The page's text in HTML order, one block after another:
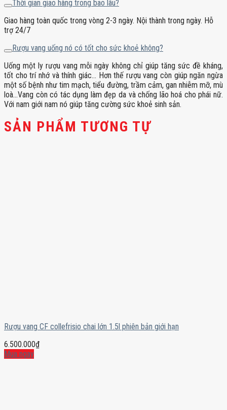
Thời gian giao hàng trong bao lâu?
Giao hàng toàn quốc trong vòng 2-3 ngày. Nội thành trong ngày. Hỗ
trợ 24/7
Rượu vang uống nó có tốt cho sức khoẻ không?
Uống một ly rượu vang mỗi ngày không chỉ giúp tăng sức đề kháng,
tốt cho trí nhớ và thính giác… Hơn thế rượu vang còn giúp ngăn ngừa
một số bệnh như tim mạch, tiểu đường, trầm cảm, gan nhiễm mỡ, mù
loà…Vang còn có tác dụng làm đẹp da và chống lão hoá cho phái nữ.
Với nam giới nam nó giúp tăng cường sức khoẻ sinh sản.
SẢN PHẨM TƯƠNG TỰ
Rượu vang CF collefrisio chai lớn 1.5l phiên bản giới hạn
6.500.000₫
Mua ngay